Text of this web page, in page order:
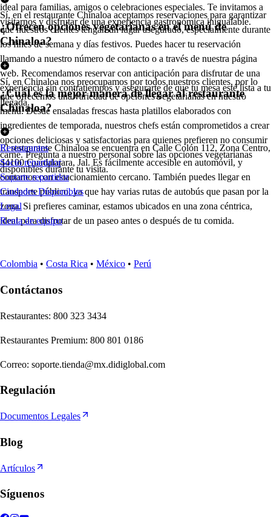
ideal para familias, amigos o celebraciones especiales. Te invitamos a
visitarnos y disfrutar de una experiencia gastronómica inigualable.
Sí, en el restaurante Chinaloa aceptamos reservaciones para garantizar
que nuestros clientes tengan un lugar asegurado, especialmente durante
los fines de semana y días festivos. Puedes hacer tu reservación
llamando a nuestro número de contacto o a través de nuestra página
web. Recomendamos reservar con anticipación para disfrutar de una
experiencia sin contratiempos y asegurarte de que tu mesa esté lista a tu
llegada.
¿Ofrecen opciones vegetarianas en el menú de
Chinaloa?
Sí, en Chinaloa nos preocupamos por todos nuestros clientes, por lo
que ofrecemos una variedad de opciones vegetarianas en nuestro
menú. Desde ensaladas frescas hasta platillos elaborados con
ingredientes de temporada, nuestros chefs están comprometidos a crear
opciones deliciosas y satisfactorias para quienes prefieren no consumir
carne. Pregunta a nuestro personal sobre las opciones vegetarianas
disponibles durante tu visita.
¿Cuál es la mejor manera de llegar al restaurante
Chinaloa?
El restaurante Chinaloa se encuentra en Calle Colón 112, Zona Centro,
44100 Guadalajara, Jal. Es fácilmente accesible en automóvil, y
contamos con estacionamiento cercano. También puedes llegar en
transporte público, ya que hay varias rutas de autobús que pasan por la
zona. Si prefieres caminar, estamos ubicados en una zona céntrica,
ideal para disfrutar de un paseo antes o después de tu comida.
Restaurantes
Socio repartidor
Soporte repartidor
Ciudades Disponibles
Legal
Renta de equipo
Colombia • Costa Rica • México • Perú
Contáctanos
Restaurantes: 800 323 3434
Restaurantes Premium: 800 801 0186
Correo: soporte.tienda@mx.didiglobal.com
Regulación
Documentos Legales
Blog
Artículos
Síguenos